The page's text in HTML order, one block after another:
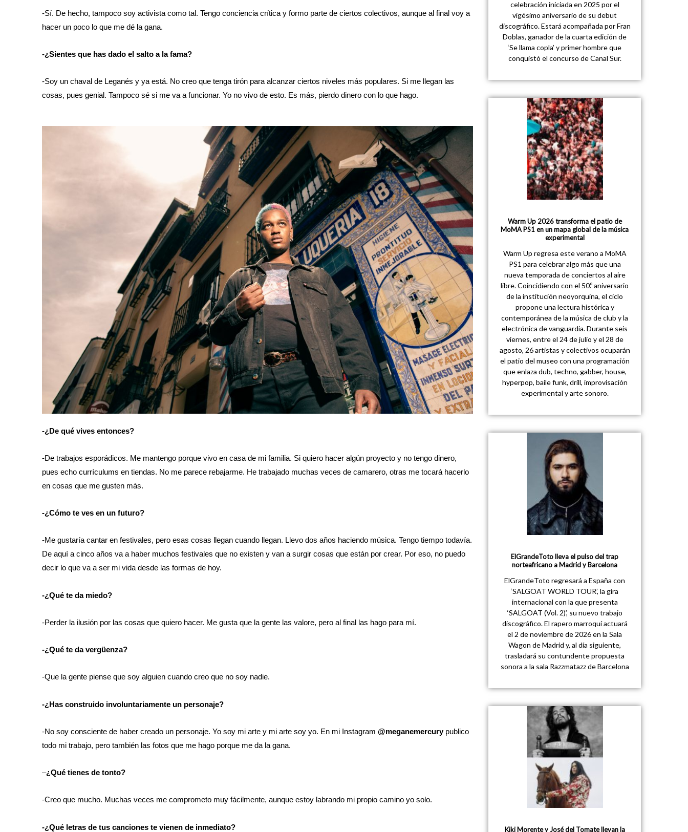
-Sí. De hecho, tampoco soy activista como tal. Tengo conciencia crítica y formo parte de ciertos colectivos, aunque al final voy a
hacer un poco lo que me dé la gana.
-¿Sientes que has dado el salto a la fama?
-Soy un chaval de Leganés y ya está. No creo que tenga tirón para alcanzar ciertos niveles más populares. Si me llegan las
cosas, pues genial. Tampoco sé si me va a funcionar. Yo no vivo de esto. Es más, pierdo dinero con lo que hago.
-¿De qué vives entonces?
-De trabajos esporádicos. Me mantengo porque vivo en casa de mi familia. Si quiero hacer algún proyecto y no tengo dinero,
pues echo currículums en tiendas. No me parece rebajarme. He trabajado muchas veces de camarero, otras me tocará hacerlo
en cosas que me gusten más.
-¿Cómo te ves en un futuro?
-Me gustaría cantar en festivales, pero esas cosas llegan cuando llegan. Llevo dos años haciendo música. Tengo tiempo todavía.
De aquí a cinco años va a haber muchos festivales que no existen y van a surgir cosas que están por crear. Por eso, no puedo
decir lo que va a ser mi vida desde las formas de hoy.
-¿Qué te da miedo?
-Perder la ilusión por las cosas que quiero hacer. Me gusta que la gente las valore, pero al final las hago para mí.
-¿Qué te da vergüenza?
-Que la gente piense que soy alguien cuando creo que no soy nadie.
-¿Has construido involuntariamente un personaje?
-No soy consciente de haber creado un personaje. Yo soy mi arte y mi arte soy yo. En mi Instagram @meganemercurypublico
todo mi trabajo, pero también las fotos que me hago porque me da la gana.
–¿Qué tienes de tonto?
-Creo que mucho. Muchas veces me comprometo muy fácilmente, aunque estoy labrando mi propio camino yo solo.
-¿Qué letras de tus canciones te vienen de inmediato?
celebración iniciada en 2025 por el
vigésimo aniversario de su debut
discográfico. Estará acompañada por Fran
Doblas, ganador de la cuarta edición de
‘Se llama copla’ y primer hombre que
conquistó el concurso de Canal Sur.
Warm Up 2026 transforma el patio de
MoMA PS1 en un mapa global de la música
experimental
Warm Up regresa este verano a MoMA
PS1 para celebrar algo más que una
nueva temporada de conciertos al aire
libre. Coincidiendo con el 50.º aniversario
de la institución neoyorquina, el ciclo
propone una lectura histórica y
contemporánea de la música de club y la
electrónica de vanguardia. Durante seis
viernes, entre el 24 de julio y el 28 de
agosto, 26 artistas y colectivos ocuparán
el patio del museo con una programación
que enlaza dub, techno, gabber, house,
hyperpop, baile funk, drill, improvisación
experimental y arte sonoro.
ElGrandeToto lleva el pulso del trap
norteafricano a Madrid y Barcelona
ElGrandeToto regresará a España con
‘SALGOAT WORLD TOUR’, la gira
internacional con la que presenta
‘SALGOAT (Vol. 2)’, su nuevo trabajo
discográfico. El rapero marroquí actuará
el 2 de noviembre de 2026 en la Sala
Wagon de Madrid y, al día siguiente,
trasladará su contundente propuesta
sonora a la sala Razzmatazz de Barcelona
Kiki Morente y José del Tomate llevan la